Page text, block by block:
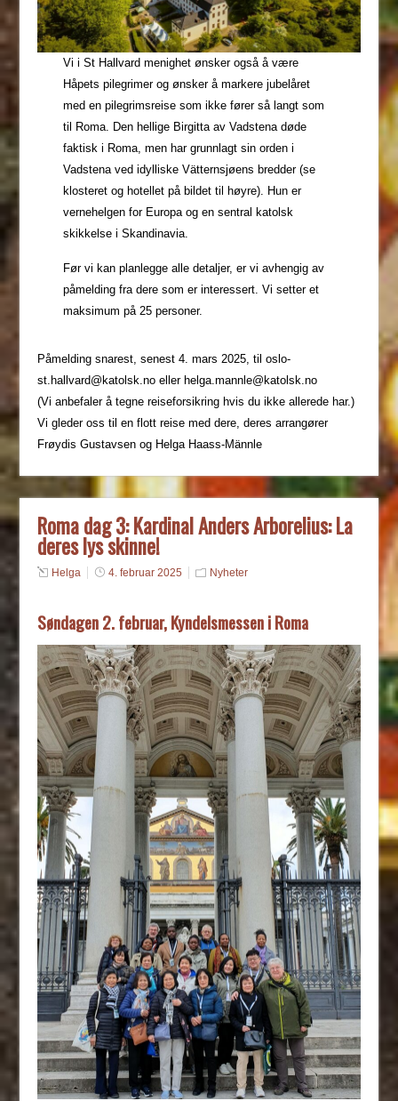
Vi i St Hallvard menighet ønsker også å være
Håpets pilegrimer og ønsker å markere jubelåret
med en pilegrimsreise som ikke fører så langt som
til Roma. Den hellige Birgitta av Vadstena døde
faktisk i Roma, men har grunnlagt sin orden i
Vadstena ved idylliske Vätternsjøens bredder (se
klosteret og hotellet på bildet til høyre). Hun er
vernehelgen for Europa og en sentral katolsk
skikkelse i Skandinavia.
Før vi kan planlegge alle detaljer, er vi avhengig av
påmelding fra dere som er interessert. Vi setter et
maksimum på 25 personer.
Påmelding snarest, senest 4. mars 2025, til oslo-
st.hallvard@katolsk.no eller helga.mannle@katolsk.no
(Vi anbefaler å tegne reiseforsikring hvis du ikke allerede har.)
Vi gleder oss til en flott reise med dere, deres arrangører
Frøydis Gustavsen og Helga Haass-Männle
Roma dag 3: Kardinal Anders Arborelius: La
deres lys skinne!
Helga 4. februar 2025 Nyheter
Søndagen 2. februar, Kyndelsmessen i Roma